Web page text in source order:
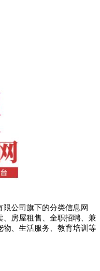
公司旗下的分类信息网
房屋租售、全职招聘、兼
、生活服务、教育培训等